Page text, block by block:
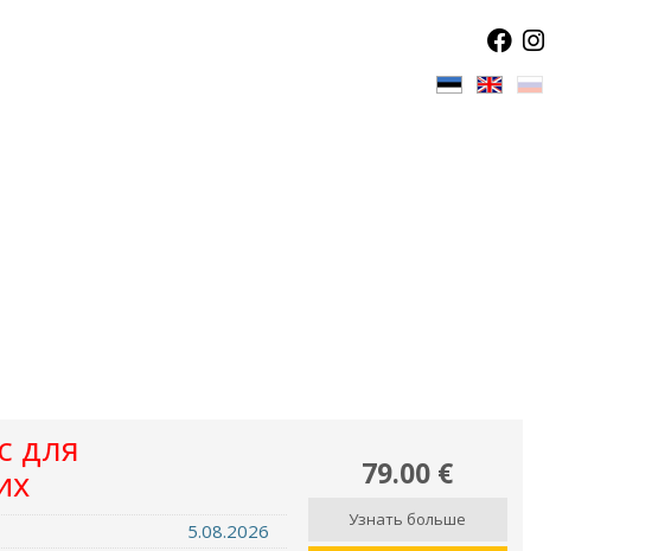
для
5.08.2026
79.00 €
Узнать больше